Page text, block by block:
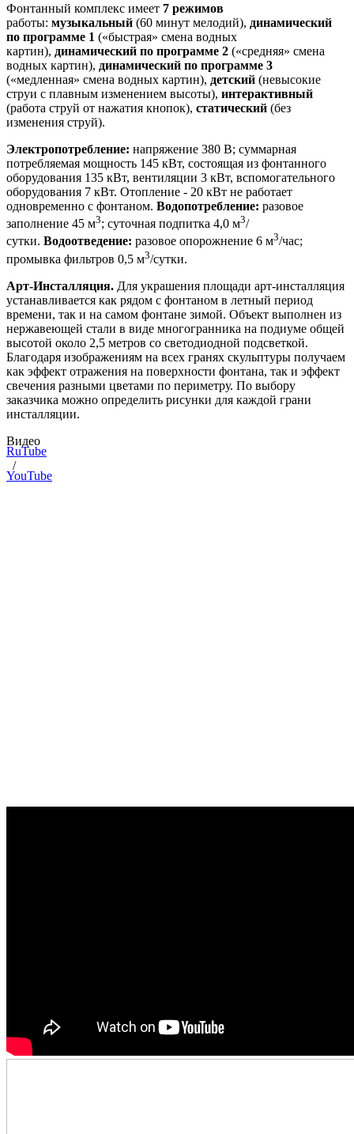
Фонтанный комплекс имеет 7 режимов
работы: музыкальный (60 минут мелодий), динамический
по программе 1 («быстрая» смена водных
картин), динамический по программе 2 («средняя» смена
водных картин), динамический по программе 3
(«медленная» смена водных картин), детский (невысокие
струи с плавным изменением высоты), интерактивный
(работа струй от нажатия кнопок), статический (без
изменения струй).
Электропотребление: напряжение 380 В; суммарная
потребляемая мощность 145 кВт, состоящая из фонтанного
оборудования 135 кВт, вентиляции 3 кВт, вспомогательного
оборудования 7 кВт. Отопление - 20 кВт не работает
одновременно с фонтаном. Водопотребление: разовое
заполнение 45 м3; суточная подпитка 4,0 м3/
сутки. Водоотведение: разовое опорожнение 6 м3/час;
промывка фильтров 0,5 м3/сутки.
Арт-Инсталляция. Для украшения площади арт-инсталляция
устанавливается как рядом с фонтаном в летный период
времени, так и на самом фонтане зимой. Объект выполнен из
нержавеющей стали в виде многогранника на подиуме общей
высотой около 2,5 метров со светодиодной подсветкой.
Благодаря изображениям на всех гранях скульптуры получаем
как эффект отражения на поверхности фонтана, так и эффект
свечения разными цветами по периметру. По выбору
заказчика можно определить рисунки для каждой грани
инсталляции.
Видео
RuTube
/
YouTube